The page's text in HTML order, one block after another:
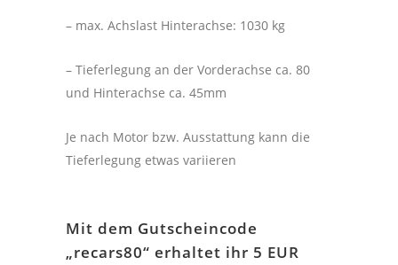
– max. Achslast Hinterachse: 1030 kg
– Tieferlegung an der Vorderachse ca. 80
und Hinterachse ca. 45mm
Je nach Motor bzw. Ausstattung kann die
Tieferlegung etwas variieren
Mit dem Gutscheincode
„recars80“ erhaltet ihr 5 EUR